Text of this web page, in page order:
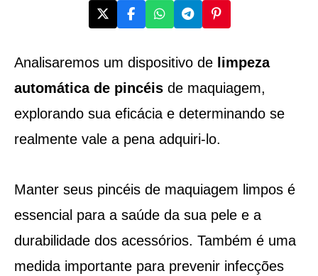
Analisaremos um dispositivo de limpeza
automática de pincéis de maquiagem,
explorando sua eficácia e determinando se
realmente vale a pena adquiri-lo.
Manter seus pincéis de maquiagem limpos é
essencial para a saúde da sua pele e a
durabilidade dos acessórios. Também é uma
medida importante para prevenir infecções